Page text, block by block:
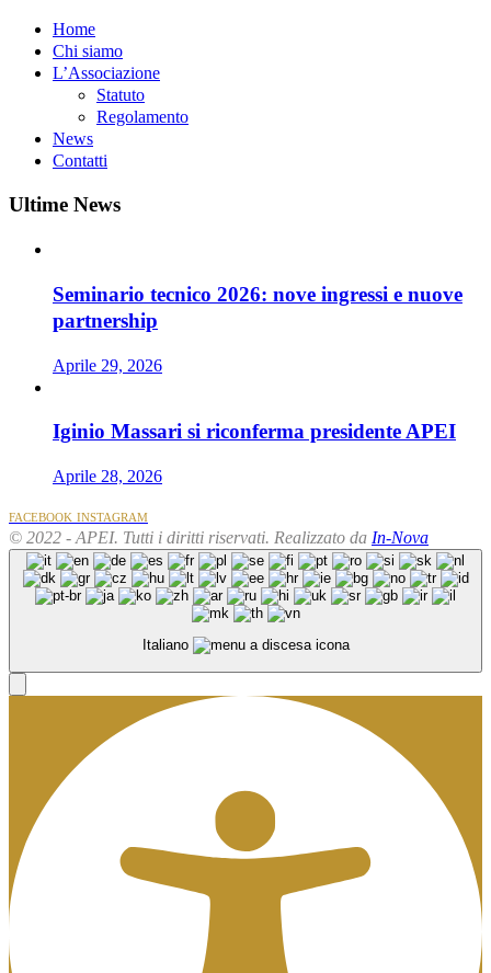
Home
Chi siamo
L’Associazione
Statuto
Regolamento
News
Contatti
Ultime News
Seminario tecnico 2026: nove ingressi e nuove
partnership
Aprile 29, 2026
Iginio Massari si riconferma presidente APEI
Aprile 28, 2026
FACEBOOK INSTAGRAM
© 2022 - APEI. Tutti i diritti riservati. Realizzato da In-Nova
Italiano